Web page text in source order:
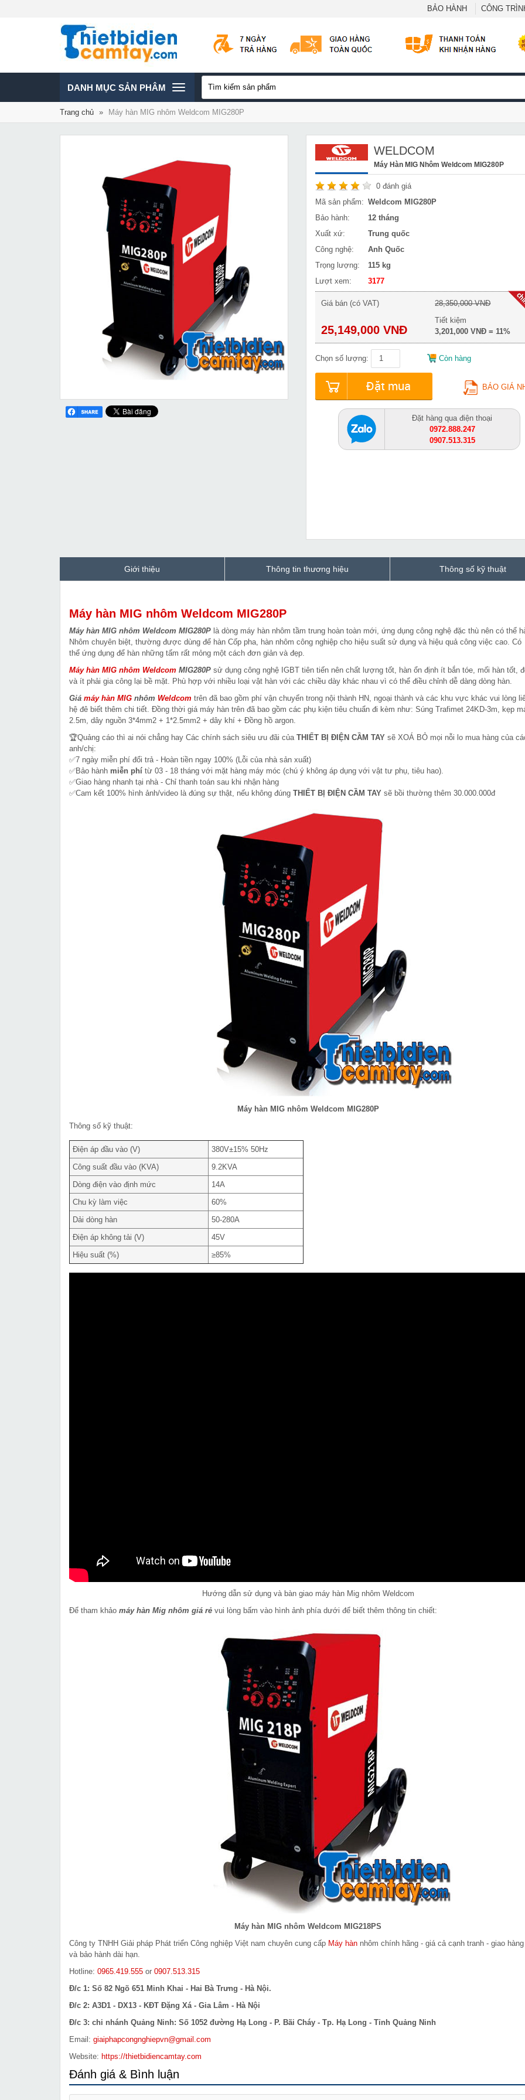
BẢO HÀNH CÔNG
TOGGLE
NAVIGATION
DANH MỤC SẢN PHÂM
Trang chủ » Máy hàn MIG nhôm Weldcom MIG280P
WELDCOM
Máy Hàn MIG Nhôm Weldcom MIG280P
0 đánh giá
Mã sản phẩm: Weldcom MIG280P
Bảo hành:
12 tháng
Xuất xứ:
Trung quốc
Công nghệ:
Anh Quốc
Trọng lượng:
115 kg
Lượt xem:
3177
Giá bán (có VAT)
25,149,000 VNĐ
28,350,000 VNĐ
Tiết kiệm
3,201,000 VNĐ = 11%
Chọn số lượng: Còn hàng
Đặt mua BÁO GIÁ
Đặt hàng qua điện thoại
0972.888.247
0907.513.315
Giới thiệu Thông tin thương hiệu Thông số kỹ thuật
Máy hàn MIG nhôm Weldcom MIG280P
Máy hàn MIG nhôm Weldcom MIG280P là dòng máy hàn nhôm tầm trung hoàn toàn mới, ứng dụng công nghệ đặc thù nên có thể
Nhôm chuyên biệt, thường được dùng để hàn Cốp pha, hàn nhôm công nghiệp cho hiệu suất sử dụng và hiệu quả công việc cao. Có
thể ứng dụng để hàn những tấm rất mỏng một cách đơn giản và đẹp.
Máy hàn MIG nhôm Weldcom MIG280P sử dụng công nghệ IGBT tiên tiến nên chất lượng tốt, hàn ổn định ít bắn tóe, mối hàn tốt,
và ít phải gia công lại bề mặt. Phù hợp với nhiều loại vật hàn với các chiều dày khác nhau vì có thể điều chỉnh dễ dàng dòng hàn.
Giá máy hàn MIG nhôm Weldcom trên đã bao gồm phí vận chuyển trong nội thành HN, ngoại thành và các khu vực khác vui lòng
hệ đê biết thêm chi tiết. Đồng thời giá máy hàn trên đã bao gồm các phụ kiện tiêu chuẩn đi kèm như: Súng Trafimet 24KD-3m, kẹp
2.5m, dây nguồn 3*4mm2 + 1*2.5mm2 + dây khí + Đồng hồ argon.
🏆Quảng cáo thì ai nói chẳng hay Các chính sách siêu ưu đãi của THIẾT BỊ ĐIỆN CẦM TAY sẽ XOÁ BỎ mọi nỗi lo mua hàng của
anh/chị:
✅7 ngày miễn phí đổi trả - Hoàn tiền ngay 100% (Lỗi của nhà sản xuất)
✅Bảo hành miễn phí từ 03 - 18 tháng với mặt hàng máy móc (chú ý không áp dụng với vật tư phụ, tiêu hao).
✅Giao hàng nhanh tại nhà - Chỉ thanh toán sau khi nhận hàng
✅Cam kết 100% hình ảnh/video là đúng sự thật, nếu không đúng THIẾT BỊ ĐIỆN CẦM TAY sẽ bồi thường thêm 30.000.000đ
Máy hàn MIG nhôm Weldcom MIG280P
Thông số kỹ thuật:
Điện áp đầu vào (V)
380V±15% 50Hz
Công suất đầu vào (KVA)
9.2KVA
Dòng điện vào định mức
14A
Chu kỳ làm việc
60%
Dải dòng hàn
50-280A
Điện áp không tải (V)
45V
Hiệu suất (%)
≥85%
Hướng dẫn sử dụng và bàn giao máy hàn Mig nhôm Weldcom
Để tham khảo máy hàn Mig nhôm giá rẻ vui lòng bấm vào hình ảnh phía dưới để biết thêm thông tin chiết:
Máy hàn MIG nhôm Weldcom MIG218PS
Công ty TNHH Giải pháp Phát triển Công nghiệp Việt nam chuyên cung cấp Máy hàn nhôm chính hãng - giá cả cạnh tranh - giao
và bảo hành dài hạn.
Hotline: 0965.419.555 or 0907.513.315
Đ/c 1: Số 82 Ngõ 651 Minh Khai - Hai Bà Trưng - Hà Nội.
Đ/c 2: A3D1 - DX13 - KĐT Đặng Xá - Gia Lâm - Hà Nội
Đ/c 3: chi nhánh Quảng Ninh: Số 1052 đường Hạ Long - P. Bãi Cháy - Tp. Hạ Long - Tỉnh Quảng Ninh
Email: giaiphapcongnghiepvn@gmail.com
Website: https://thietbidiencamtay.com
Đánh giá & Bình luận